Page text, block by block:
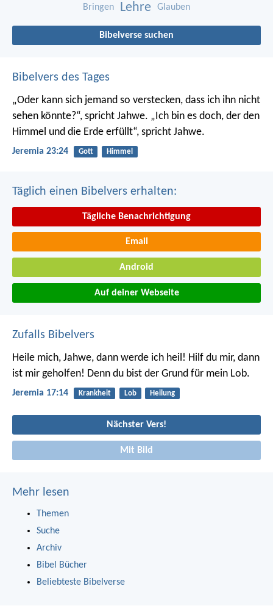
Bringen Lehre Glauben
Bibelverse suchen
Bibelvers des Tages
„Oder kann sich jemand so verstecken, dass ich ihn nicht
sehen könnte?“, spricht Jahwe. „Ich bin es doch, der den
Himmel und die Erde erfüllt“, spricht Jahwe.
Jeremia 23:24 Gott Himmel
Täglich einen Bibelvers erhalten:
Tägliche Benachrichtigung
Email
Android
Auf deiner Webseite
Zufalls Bibelvers
Heile mich, Jahwe, dann werde ich heil! Hilf du mir, dann
ist mir geholfen! Denn du bist der Grund für mein Lob.
Jeremia 17:14 Krankheit Lob Heilung
Nächster Vers!
Mit Bild
Mehr lesen
Themen
Suche
Archiv
Bibel Bücher
Beliebteste Bibelverse